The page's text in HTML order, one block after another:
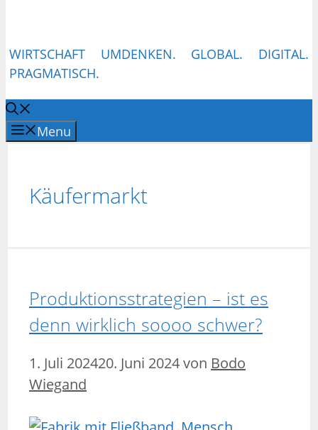
WIRTSCHAFT UMDENKEN. GLOBAL. DIGITAL.
PRAGMATISCH.
Menu
Käufermarkt
Produktionsstrategien – ist es
denn wirklich soooo schwer?
1. Juli 202420. Juni 2024von Bodo
Wiegand